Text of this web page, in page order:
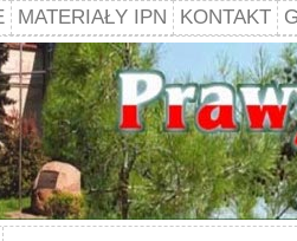
MATERIAŁY IPN KONTAKT